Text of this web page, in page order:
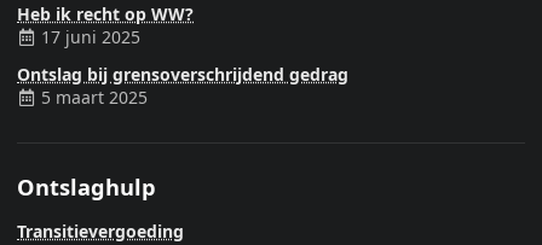
Heb ik recht op WW?
17 juni 2025
Ontslag bij grensoverschrijdend gedrag
5 maart 2025
Ontslaghulp
Transitievergoeding